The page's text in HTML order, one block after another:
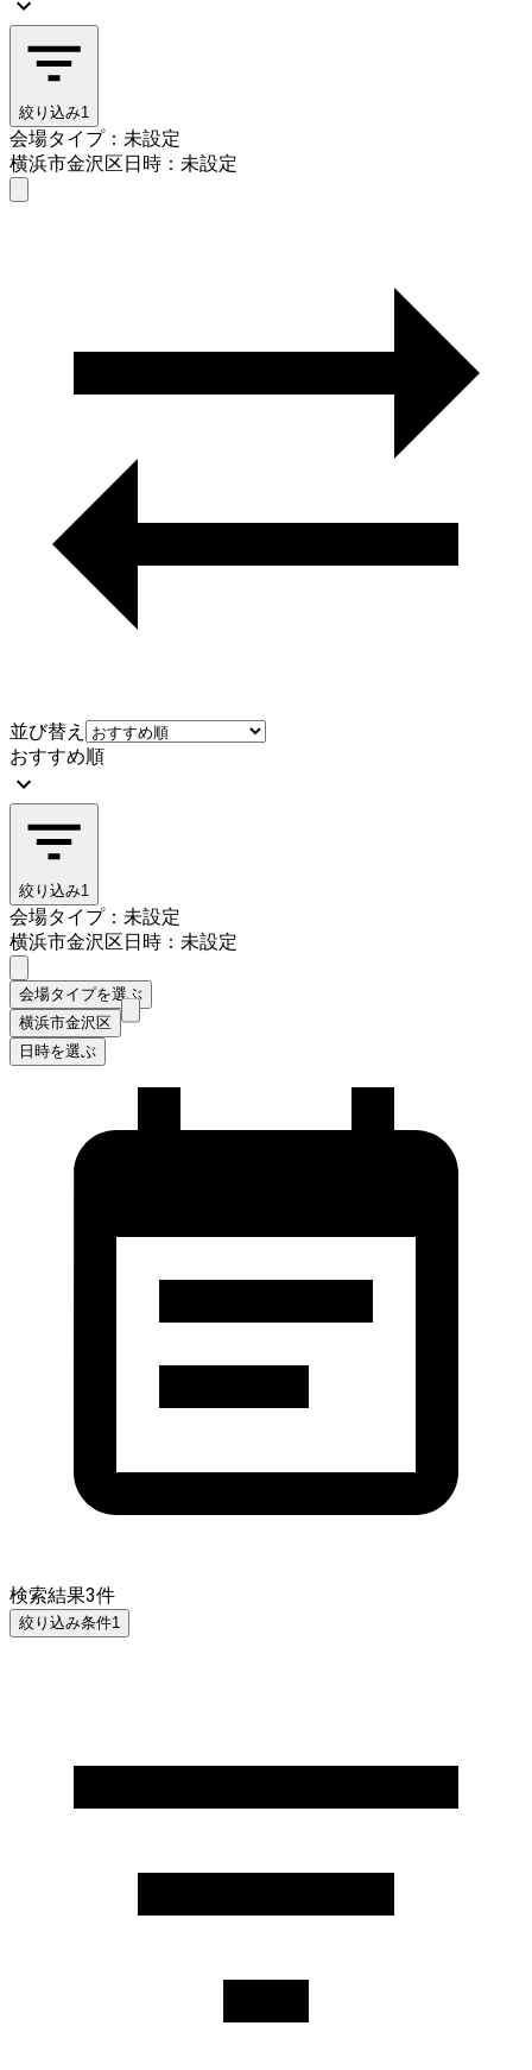
絞り込み1
会場タイプ：未設定
横浜市金沢区日時：未設定
並び替え
おすすめ順
絞り込み1
会場タイプ：未設定
横浜市金沢区日時：未設定
会場タイプを選ぶ
横浜市金沢区
日時を選ぶ
検索結果3件
絞り込み条件1